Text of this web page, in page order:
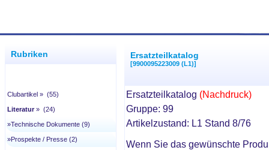
Rubriken
Clubartikel » (55)
Literatur» (24)
»Technische Dokumente (9)
»Prospekte / Presse (2)
Ersatzteilkatalog
[9900095223009 (L1)]
Ersatzteilkatalog (Nachdruck)
Gruppe: 99
Artikelzustand: L1 Stand 8/76
Wenn Sie das gewünschte